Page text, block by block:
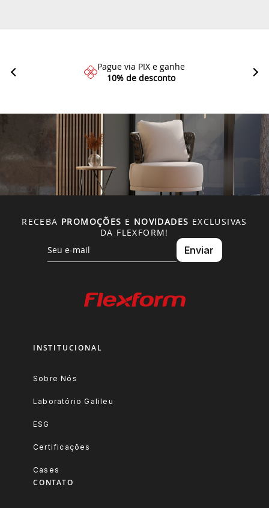
Pague via PIX e ganhe
10% de desconto
RECEBA PROMOÇÕES E NOVIDADES EXCLUSIVAS
DA FLEXFORM!
INSTITUCIONAL
Sobre Nós
Laboratório Galileu
ESG
Certificações
Cases
CONTATO